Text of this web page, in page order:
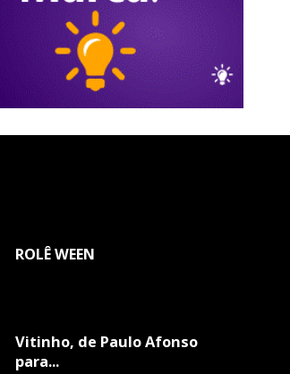
ROLÊ WEEN
Vitinho, de Paulo Afonso
para...